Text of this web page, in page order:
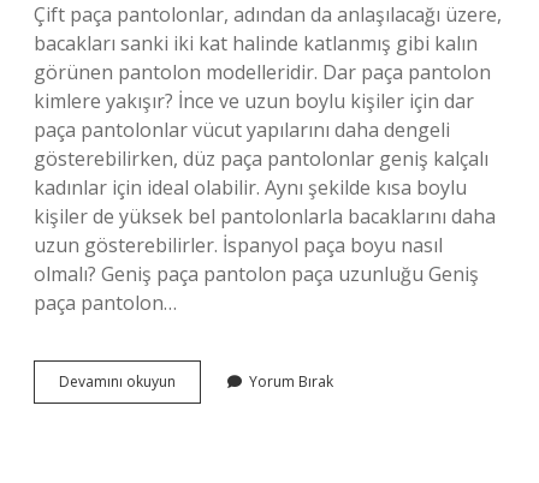
Çift paça pantolonlar, adından da anlaşılacağı üzere,
bacakları sanki iki kat halinde katlanmış gibi kalın
görünen pantolon modelleridir. Dar paça pantolon
kimlere yakışır? İnce ve uzun boylu kişiler için dar
paça pantolonlar vücut yapılarını daha dengeli
gösterebilirken, düz paça pantolonlar geniş kalçalı
kadınlar için ideal olabilir. Aynı şekilde kısa boylu
kişiler de yüksek bel pantolonlarla bacaklarını daha
uzun gösterebilirler. İspanyol paça boyu nasıl
olmalı? Geniş paça pantolon paça uzunluğu Geniş
paça pantolon…
Devamını okuyun
Paça
Yorum Bırak